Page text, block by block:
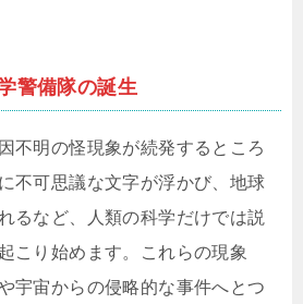
警備隊の誕生
不明の怪現象が続発するところ
不可思議な文字が浮かび、地球
るなど、人類の科学だけでは説
こり始めます。これらの現象
宇宙からの侵略的な事件へとつ